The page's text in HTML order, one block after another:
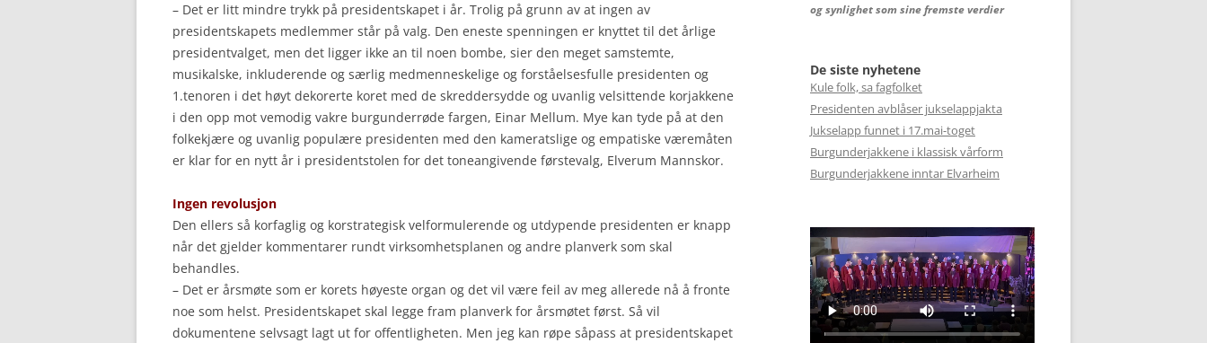
– Det er litt mindre trykk på presidentskapet i år. Trolig på grunn av at ingen av
presidentskapets medlemmer står på valg. Den eneste spenningen er knyttet til det årlige
presidentvalget, men det ligger ikke an til noen bombe, sier den meget samstemte,
musikalske, inkluderende og særlig medmenneskelige og forståelsesfulle presidenten og
1.tenoren i det høyt dekorerte koret med de skreddersydde og uvanlig velsittende korjakkene
i den opp mot vemodig vakre burgunderrøde fargen, Einar Mellum. Mye kan tyde på at den
folkekjære og uvanlig populære presidenten med den kameratslige og empatiske væremåten
er klar for en nytt år i presidentstolen for det toneangivende førstevalg, Elverum Mannskor.
Ingen revolusjon
Den ellers så korfaglig og korstrategisk velformulerende og utdypende presidenten er knapp
når det gjelder kommentarer rundt virksomhetsplanen og andre planverk som skal
behandles.
– Det er årsmøte som er korets høyeste organ og det vil være feil av meg allerede nå å fronte
noe som helst. Presidentskapet skal legge fram planverk for årsmøtet først. Så vil
dokumentene selvsagt lagt ut for offentligheten. Men jeg kan røpe såpass at presidentskapet
og synlighet som sine fremste verdier
De siste nyhetene
Kule folk, sa fagfolket
Presidenten avblåser jukselappjakta
Jukselapp funnet i 17.mai-toget
Burgunderjakkene i klassisk vårform
Burgunderjakkene inntar Elvarheim